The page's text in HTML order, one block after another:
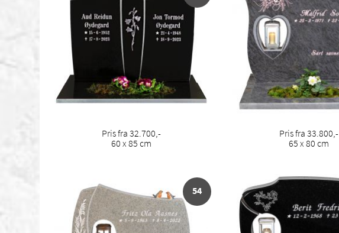
Pris fra 32.700,-
60 x 85 cm
Pris fra 33.800,-
65 x 80 cm
54